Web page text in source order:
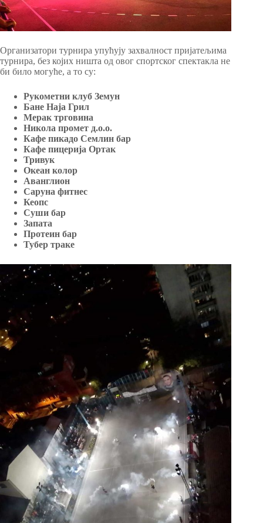
Организатори турнира упућују захвалност пријатељима
турнира, без којих ништа од овог спортског спектакла не
би било могуће, а то су:
Рукометни клуб Земун
Бане Наја Грил
Мерак трговина
Никола промет д.о.о.
Кафе пикадо Семлин бар
Кафе пицерија Ортак
Тривук
Океан колор
Аванглион
Саруна фитнес
Кеопс
Суши бар
Запата
Протеин бар
Тубер траке